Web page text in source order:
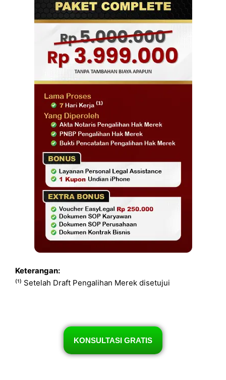
Keterangan:
⁽¹⁾ Setelah Draft Pengalihan Merek disetujui
KONSULTASI GRATIS